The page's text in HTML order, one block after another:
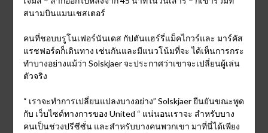
สนามบินแมนเชสเตอร์
คนที่ชอบบรูโนเฟอร์นันเดส กัปตันแฮร์รี่แม็คไกวร์และ มาร์คัส
แรชฟอร์ดก็เดินทาง เช่นกันและมีแนวโน้มที่จะ ได้เห็นการกระ
ทำบางอย่างแม้ว่า Solskjaer จะประกาศว่าเขาจะเปลี่ยนผู้เล่น
ตัวจริง
“ เราจะทำการเปลี่ยนแปลงบางอย่าง” Solskjaer ยืนยันขณะพูด
กับ เว็บไซต์ทางการของ United “ แน่นอนเราจะ สำหรับบาง
คนเป็นช่วงปรีซีซั่น และสำหรับบางคนพวกเขา มาที่นี่ได้เพียง